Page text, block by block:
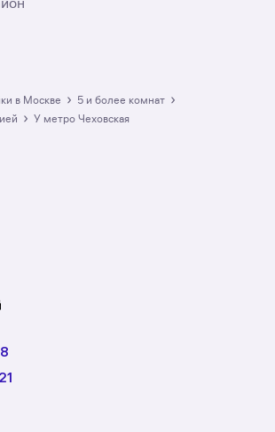
в Москве › 5 и более комнат ›
› у метро Чеховская